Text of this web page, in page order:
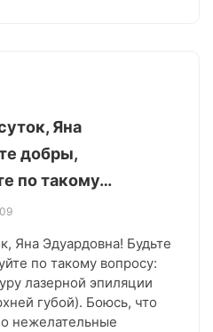
Яна
добры,
по такому…
Яна Эдуардовна! Будьте
по такому вопросу:
лазерной эпиляции
губой). Боюсь, что
нежелательные